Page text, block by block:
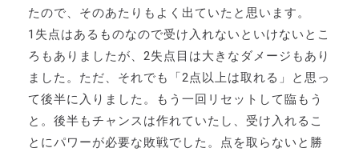
たので、そのあたりもよく出ていたと思います。
1失点はあるものなので受け入れないといけないとこ
ろもありましたが、2失点目は大きなダメージもあり
ました。ただ、それでも「2点以上は取れる」と思っ
て後半に入りました。もう一回リセットして臨もう
と。後半もチャンスは作れていたし、受け入れるこ
とにパワーが必要な敗戦でした。点を取らないと勝